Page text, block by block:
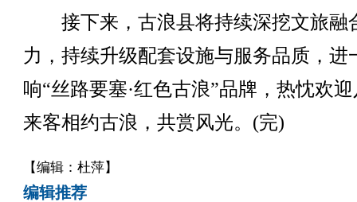
接下来，古浪县将持续深挖文旅融
力，持续升级配套设施与服务品质，进
响“丝路要塞·红色古浪”品牌，热忱欢
来客相约古浪，共赏风光。(完)
【编辑：杜萍】
编辑推荐